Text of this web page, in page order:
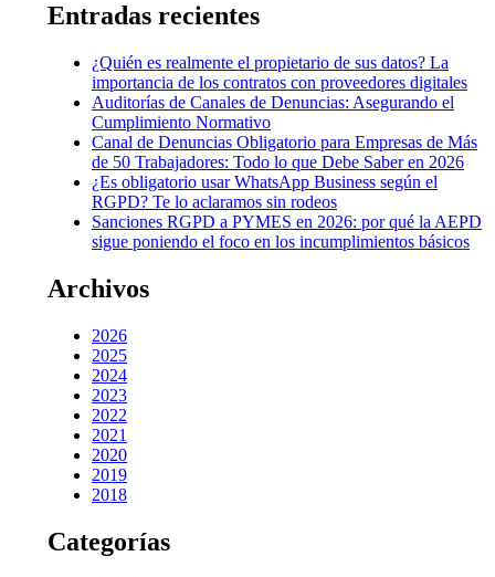
Entradas recientes
¿Quién es realmente el propietario de sus datos? La
importancia de los contratos con proveedores digitales
Auditorías de Canales de Denuncias: Asegurando el
Cumplimiento Normativo
Canal de Denuncias Obligatorio para Empresas de Más
de 50 Trabajadores: Todo lo que Debe Saber en 2026
¿Es obligatorio usar WhatsApp Business según el
RGPD? Te lo aclaramos sin rodeos
Sanciones RGPD a PYMES en 2026: por qué la AEPD
sigue poniendo el foco en los incumplimientos básicos
Archivos
2026
2025
2024
2023
2022
2021
2020
2019
2018
Categorías